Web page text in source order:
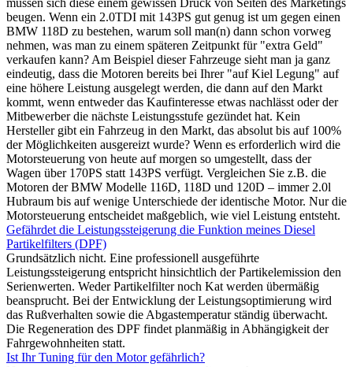
beugen. Wenn ein 2.0TDI mit 143PS gut genug ist um gegen einen
BMW 118D zu bestehen, warum soll man(n) dann schon vorweg
nehmen, was man zu einem späteren Zeitpunkt für "extra Geld"
verkaufen kann? Am Beispiel dieser Fahrzeuge sieht man ja ganz
eindeutig, dass die Motoren bereits bei Ihrer "auf Kiel Legung" auf
eine höhere Leistung ausgelegt werden, die dann auf den Markt
kommt, wenn entweder das Kaufinteresse etwas nachlässt oder der
Mitbewerber die nächste Leistungsstufe gezündet hat. Kein
Hersteller gibt ein Fahrzeug in den Markt, das absolut bis auf 100%
der Möglichkeiten ausgereizt wurde? Wenn es erforderlich wird die
Motorsteuerung von heute auf morgen so umgestellt, dass der
Wagen über 170PS statt 143PS verfügt. Vergleichen Sie z.B. die
Motoren der BMW Modelle 116D, 118D und 120D – immer 2.0l
Hubraum bis auf wenige Unterschiede der identische Motor. Nur die
Motorsteuerung entscheidet maßgeblich, wie viel Leistung entsteht.
Gefährdet die Leistungssteigerung die Funktion meines Diesel
Partikelfilters (DPF)
Grundsätzlich nicht. Eine professionell ausgeführte
Leistungssteigerung entspricht hinsichtlich der Partikelemission den
Serienwerten. Weder Partikelfilter noch Kat werden übermäßig
beansprucht. Bei der Entwicklung der Leistungsoptimierung wird
das Rußverhalten sowie die Abgastemperatur ständig überwacht.
Die Regeneration des DPF findet planmäßig in Abhängigkeit der
Fahrgewohnheiten statt.
Ist Ihr Tuning für den Motor gefährlich?